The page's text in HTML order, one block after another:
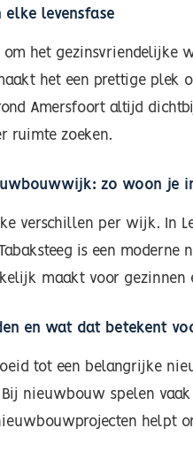
elke levensfase
om het
het een prettige plek
Amersfoort altijd
ruimte zoeken.
zo woon je
verschillen per wijk. In
is een
maakt voor gezinnen
en wat dat betekent
tot een belangrijke
nieuwbouw spelen
helpt